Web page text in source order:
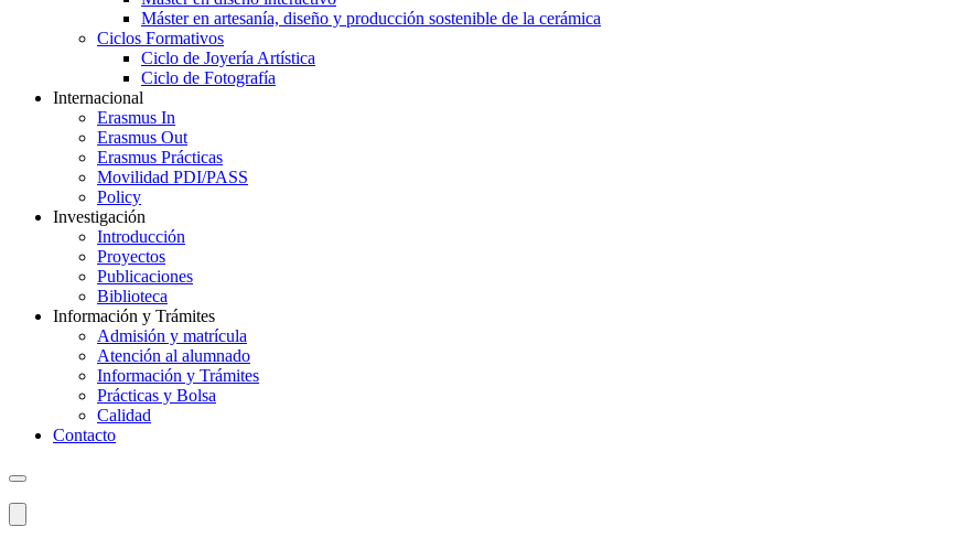
Máster en artesanía, diseño y producción sostenible de la cerámica
Ciclos Formativos
Ciclo de Joyería Artística
Ciclo de Fotografía
Internacional
Erasmus In
Erasmus Out
Erasmus Prácticas
Movilidad PDI/PASS
Policy
Investigación
Introducción
Proyectos
Publicaciones
Biblioteca
Información y Trámites
Admisión y matrícula
Atención al alumnado
Información y Trámites
Prácticas y Bolsa
Calidad
Contacto